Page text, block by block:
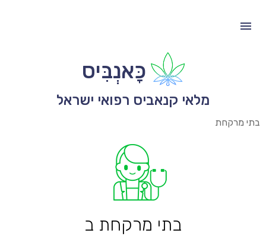
כָּאנְבִּיס
מלאי קנאביס רפואי ישראל
בתי מרקחת
בתי מרקחת ב